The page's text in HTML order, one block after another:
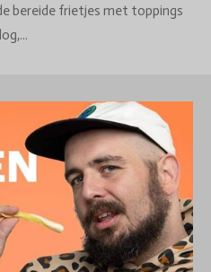
bereide frietjes met toppings